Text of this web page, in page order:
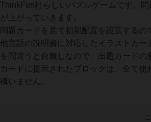
ThinkFun社らしいパズルゲームです。
が上がっていきます。
問題カードを見て初期配置を設置する
他言語の説明書に対応したイラストカ
を間違うと台無しなので、出題カードの
カードに提示されたブロックは、全て
構いません。